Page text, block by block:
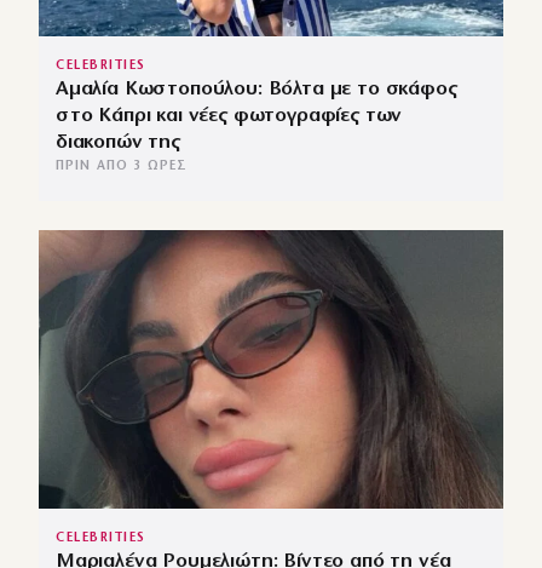
CELEBRITIES
Αμαλία Κωστοπούλου: Βόλτα με το σκάφος
στο Κάπρι και νέες φωτογραφίες των
διακοπών της
ΠΡΙΝ ΑΠΌ 3 ΏΡΕΣ
CELEBRITIES
Μαριαλένα Ρουμελιώτη: Βίντεο από τη νέα